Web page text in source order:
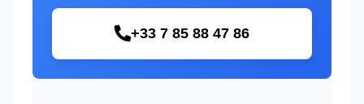
+33 7 85 88 47 86